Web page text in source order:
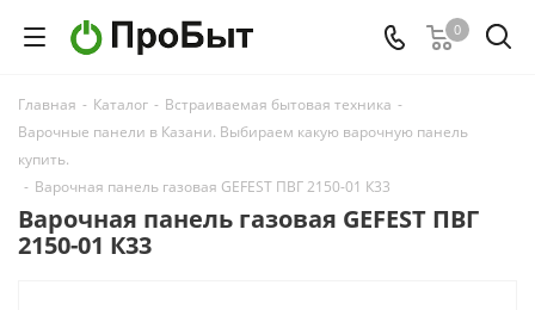
0
Главная - Каталог - Встраиваемая бытовая техника -
Варочные панели в Казани. Выбираем какую варочную панель
купить.
- Варочная панель газовая GEFEST ПВГ 2150-01 К33
Варочная панель газовая GEFEST ПВГ
2150-01 К33